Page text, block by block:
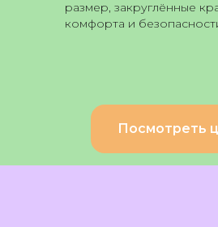
размер, закруглённые
комфорта и
Посмотреть